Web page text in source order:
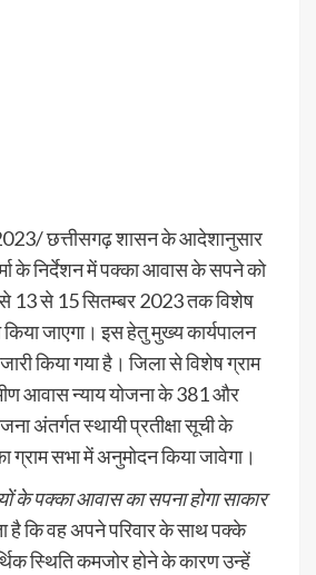
छत्तीसगढ़ शासन के आदेशानुसार
के निर्देशन में पक्का आवास के सपने को
13 से 15 सितम्बर 2023 तक विशेष
जाएगा। इस हेतु मुख्य कार्यपालन
किया गया है। जिला से विशेष ग्राम
आवास न्याय योजना के 381 और
अंतर्गत स्थायी प्रतीक्षा सूची के
ग्राम सभा में अनुमोदन किया जावेगा।
के पक्का आवास का सपना होगा साकार
है कि वह अपने परिवार के साथ पक्के
स्थिति कमजोर होने के कारण उन्हें